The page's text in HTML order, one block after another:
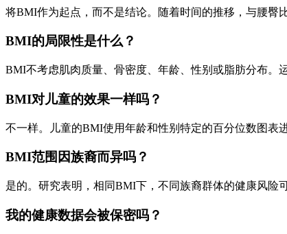
将BMI作为起点，而不是结论。随着时间的推移，与腰
BMI的局限性是什么？
BMI不考虑肌肉质量、骨密度、年龄、性别或脂肪分布。
BMI对儿童的效果一样吗？
不一样。儿童的BMI使用年龄和性别特定的百分位数图表
BMI范围因族裔而异吗？
是的。研究表明，相同BMI下，不同族裔群体的健康风险
我的健康数据会被保密吗？